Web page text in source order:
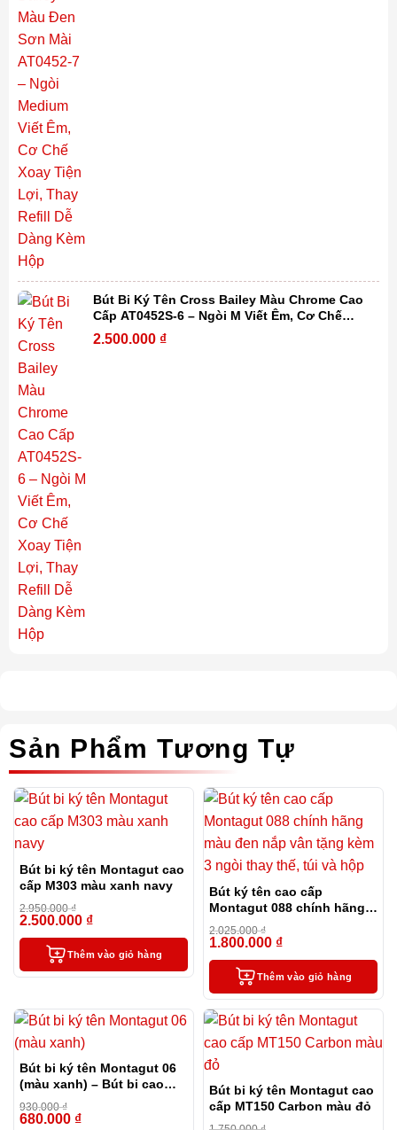
Bút Bi Ký Tên Cross Bailey Màu Chrome Cao
Cấp AT0452S-6 – Ngòi M Viết Êm, Cơ Chế
Xoay Tiện Lợi, Thay Refill Dễ Dàng Kèm Hộp
2.500.000 ₫
Sản Phẩm Tương Tự
Bút bi ký tên Montagut cao
cấp M303 màu xanh navy
2.950.000₫
2.500.000 ₫
Thêm vào giỏ hàng
Bút ký tên cao cấp
Montagut 088 chính hãng
màu đen nắp vân tặng kèm
3 ngòi thay thế, túi và hộp
2.025.000₫
1.800.000 ₫
Thêm vào giỏ hàng
Bút bi ký tên Montagut 06
(màu xanh) – Bút bi cao
cấp làm quà tặng sếp
930.000₫
680.000 ₫
Bút bi ký tên Montagut cao
cấp MT150 Carbon màu đỏ